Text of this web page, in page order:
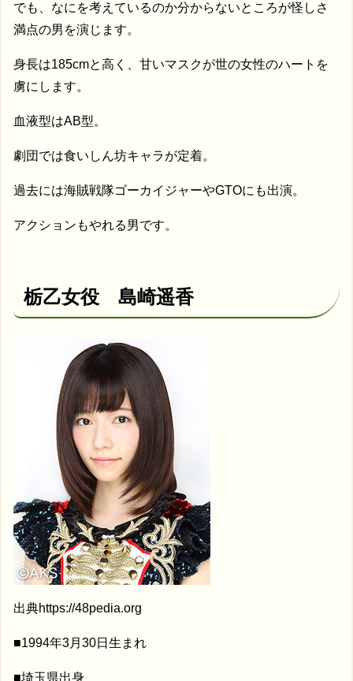
でも、なにを考えているのか分からないところが怪しさ
満点の男を演じます。
身長は185cmと高く、甘いマスクが世の女性のハートを
虜にします。
血液型はAB型。
劇団では食いしん坊キャラが定着。
過去には海賊戦隊ゴーカイジャーやGTOにも出演。
アクションもやれる男です。
栃乙女役 島崎遥香
出典https://48pedia.org
■1994年3月30日生まれ
■埼玉県出身